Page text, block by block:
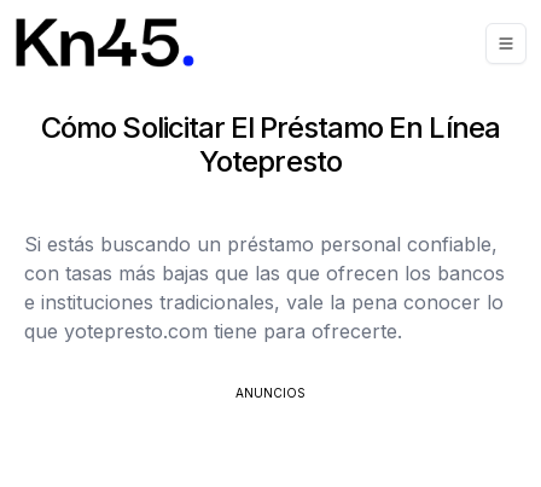
Cómo Solicitar El Préstamo En Línea
Yotepresto
Si estás buscando un préstamo personal confiable,
con tasas más bajas que las que ofrecen los bancos
e instituciones tradicionales, vale la pena conocer lo
que yotepresto.com tiene para ofrecerte.
ANUNCIOS